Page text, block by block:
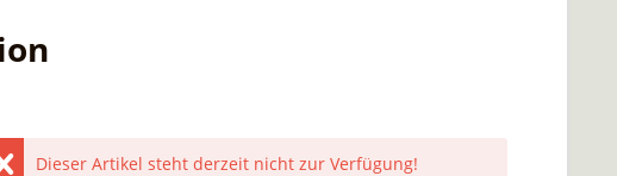
Dieser Artikel steht derzeit nicht zur Verfügung!